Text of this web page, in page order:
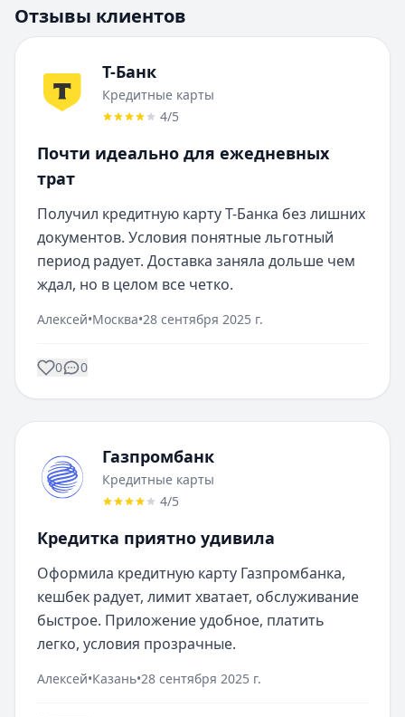
Отзывы клиентов
Т-Банк
Кредитные карты
4/5
Почти идеально для ежедневных
трат
Получил кредитную карту Т-Банка без лишних
документов. Условия понятные льготный
период радует. Доставка заняла дольше чем
ждал, но в целом все четко.
Алексей•Москва•28 сентября 2025 г.
0 0
Газпромбанк
Кредитные карты
4/5
Кредитка приятно удивила
Оформила кредитную карту Газпромбанка,
кешбек радует, лимит хватает, обслуживание
быстрое. Приложение удобное, платить
легко, условия прозрачные.
Алексей•Казань•28 сентября 2025 г.